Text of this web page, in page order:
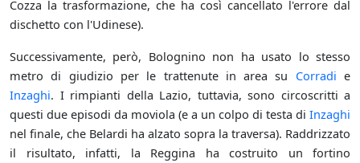
Cozza la trasformazione, che ha così cancellato l'errore dal
dischetto con l'Udinese).
Successivamente, però, Bolognino non ha usato lo stesso
metro di giudizio per le trattenute in area su Corradi e
Inzaghi. I rimpianti della Lazio, tuttavia, sono circoscritti a
questi due episodi da moviola (e a un colpo di testa di Inzaghi
nel finale, che Belardi ha alzato sopra la traversa). Raddrizzato
il risultato, infatti, la Reggina ha costruito un fortino